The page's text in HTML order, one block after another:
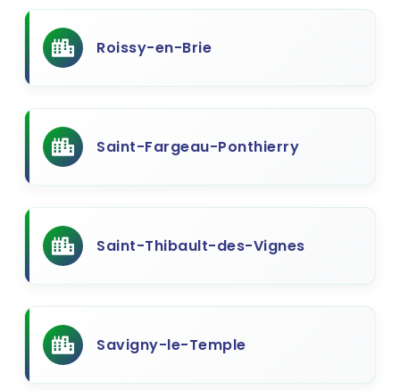
Roissy-en-Brie
Saint-Fargeau-Ponthierry
Saint-Thibault-des-Vignes
Savigny-le-Temple